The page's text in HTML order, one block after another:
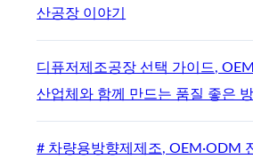
산공장 이야기
디퓨저제조공장 선택 가이드,
산업체와 함께 만드는 품질 좋은 방
# 차량용방향제제조, OEM·ODM